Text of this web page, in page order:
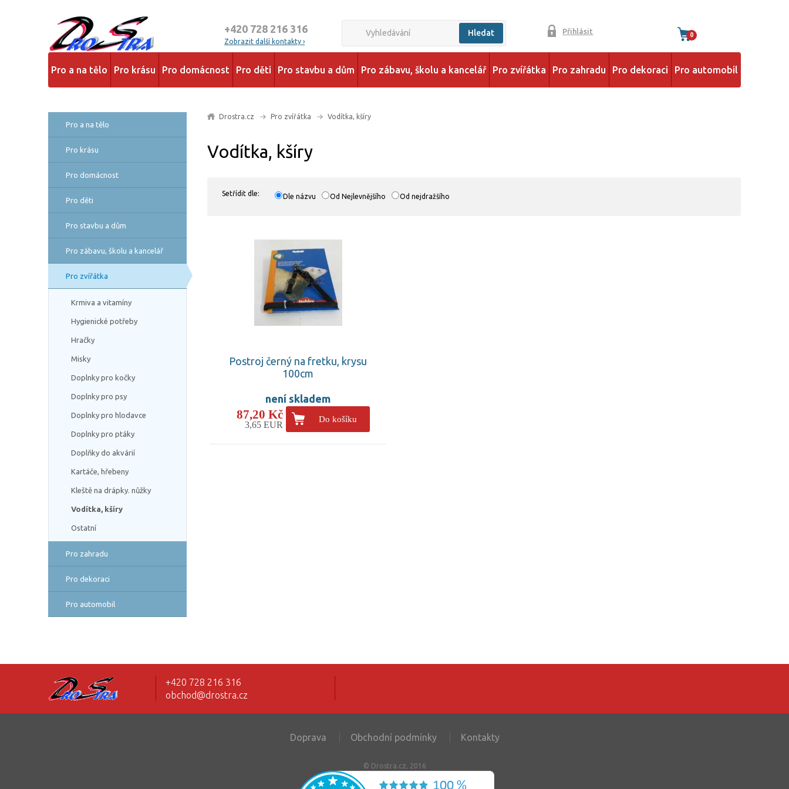
+420 728 216 316
Zobrazit další kontakty ›
Hledat Přihlásit 0
Pro a na tělo Pro krásu Pro domácnost Pro děti Pro stavbu a dům Pro zábavu, školu a kancelář Pro zvířátka Pro zahradu Pro dekoraci Pro automobil
Pro a na tělo
Pro krásu
Pro domácnost
Pro děti
Pro stavbu a dům
Pro zábavu, školu a kancelář
Pro zvířátka
Krmiva a vitamíny
Hygienické potřeby
Hračky
Misky
Doplnky pro kočky
Doplnky pro psy
Doplnky pro hlodavce
Doplnky pro ptáky
Doplňky do akvárií
Kartáče, hřebeny
Kleště na drápky. nůžky
Vodítka, kšíry
Ostatní
Pro zahradu
Pro dekoraci
Pro automobil
Drostra.cz Pro zvířátka Vodítka, kšíry
Vodítka, kšíry
Setřídit dle: Dle názvu Od Nejlevnějšího Od nejdražšího
Postroj černý na fretku, krysu
100cm
není skladem
87,20 Kč
3,65 EUR
Do košíku
+420 728 216 316
obchod@drostra.cz
Doprava Obchodní podmínky Kontakty
© Drostra.cz, 2016